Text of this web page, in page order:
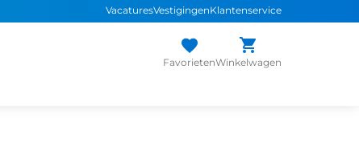
VacaturesVestigingenKlantenservice
FavorietenWinkelwagen